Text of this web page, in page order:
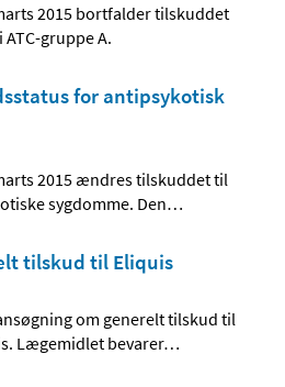
2015 bortfalder tilskuddet
gruppe A.
for antipsykotisk
2015 ændres tilskuddet til
sygdomme. Den…
tilskud til Eliquis
om generelt tilskud til
Lægemidlet bevarer…